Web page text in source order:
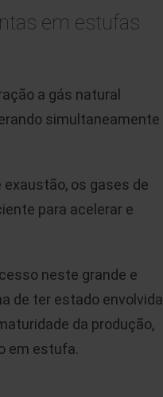
em estufas
a gás natural
simultaneamente
exaustão, os gases de
para acelerar e
neste grande e
de ter estado envolvida
da produção,
em estufa.